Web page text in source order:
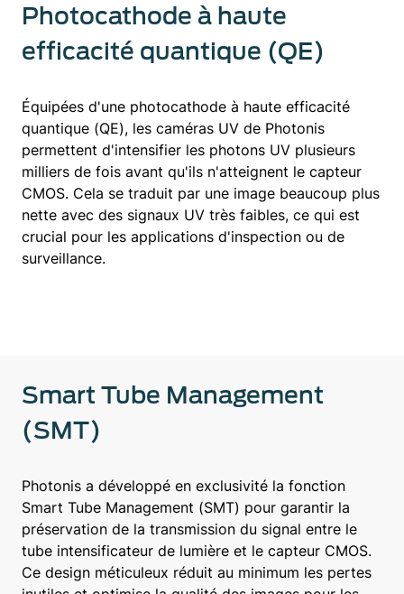
Photocathode à haute
efficacité quantique (QE)
Équipées d'une photocathode à haute efficacité
quantique (QE), les caméras UV de Photonis
permettent d'intensifier les photons UV plusieurs
milliers de fois avant qu'ils n'atteignent le capteur
CMOS. Cela se traduit par une image beaucoup plus
nette avec des signaux UV très faibles, ce qui est
crucial pour les applications d'inspection ou de
surveillance.
Smart Tube Management
(SMT)
Photonis a développé en exclusivité la fonction
Smart Tube Management (SMT) pour garantir la
préservation de la transmission du signal entre le
tube intensificateur de lumière et le capteur CMOS.
Ce design méticuleux réduit au minimum les pertes